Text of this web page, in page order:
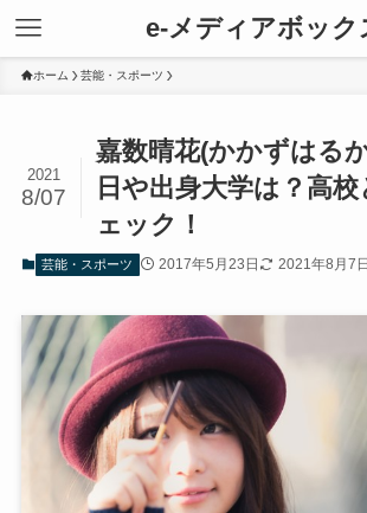
e-メディアボック
ホーム 芸能・スポーツ
嘉数晴花(かかずはる
日や出身大学は？高
ェック！
2021
8/07
芸能・スポーツ 2017年5月23日 2021年8月7日